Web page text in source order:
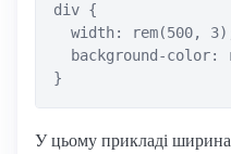
div {
width: rem(500,
background-color:
У цьому прикладі ширина